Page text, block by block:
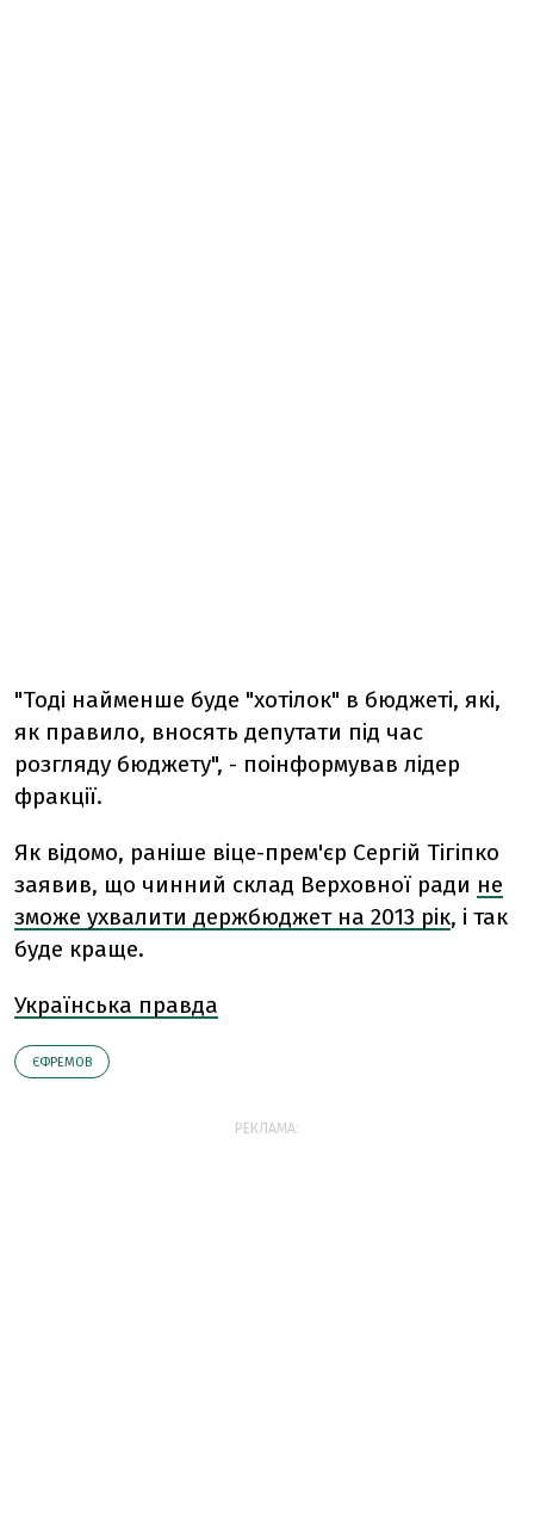
"Тоді найменше буде "хотілок" в бюджеті, які,
як правило, вносять депутати під час
розгляду бюджету", - поінформував лідер
фракції.
Як відомо, раніше віце-прем'єр Сергій Тігіпко
заявив, що чинний склад Верховної ради не
зможе ухвалити держбюджет на 2013 рік, і так
буде краще.
Українська правда
ЄФРЕМОВ
РЕКЛАМА: